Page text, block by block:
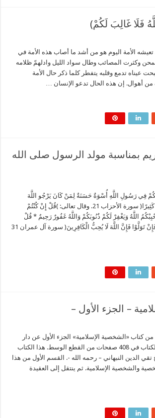
فَلَا غَالِبَ لَكُمْ)
تعيشه الأمة اليوم هو من أشد ما أصاب هذه الأمة في
وكثرت المصائب وطال سواد الليل وادلهمّ ظلامه
عيناه تدمع وقلبه يتفطر كلما ذكر حال الأمة
من أهوال. إن هذه الحال تدعو الإنسان …
بمناسبة مولد الرسول صلى الله
فِي رَسُولِ اللَّهِ أُسْوَةٌ حَسَنَةٌ لِمَنْ كَانَ يَرْجُو اللَّهَ
وَالْيَوْمَ الْآَخِرَ وَذَكَرَ اللَّهَ كَثِيرًا( سورة الأحزاب 21. وقال تعالى: )قُلْ إِنْ كُنْتُمْ
اللَّهُ وَيَغْفِرْ لَكُمْ ذُنُوبَكُمْ وَاللَّهُ غَفُورٌ رَحِيمٌ * قُلْ
أَطِيعُوا اللَّهَ وَالرَّسُولَ فَإِنْ تَوَلَّوْا فَإِنَّ اللَّهَ لَا يُحِبُّ الْكَافِرِينَ( سورة آل عمران 31
– الجزء الأول –
كتاب «الشخصية الإسلامية» الجزء الأول عن دار
الأمة في بيروت. يقع الكتاب في 408 صفحات من القطع الوسط. هذا الكتاب
تقي الدين النبهاني – رحمه الله -. القسم الأول من هذا
والشخصية الإسلامية. ثم ينتقل إلى العقيدة